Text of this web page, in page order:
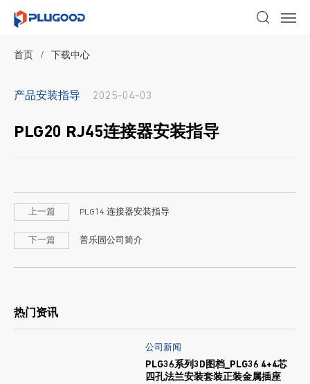
首页 / 下载中心
产品安装指导 2025-04-03
PLG20 RJ45连接器安装指导
上一篇 PLG14 连接器安装指导
下一篇 普乐固公司简介
热门资讯
公司新闻
PLG36系列3D图档_PLG36 4+4芯
四孔法兰安装套装正装金属插座